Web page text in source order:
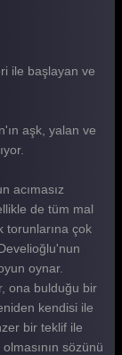
ile başlayan ve
aşk, yalan ve
acımasız
de tüm mal
torunlarına çok
oynar.
ona bulduğu bir
kendisi ile
bir teklif ile
sözünü